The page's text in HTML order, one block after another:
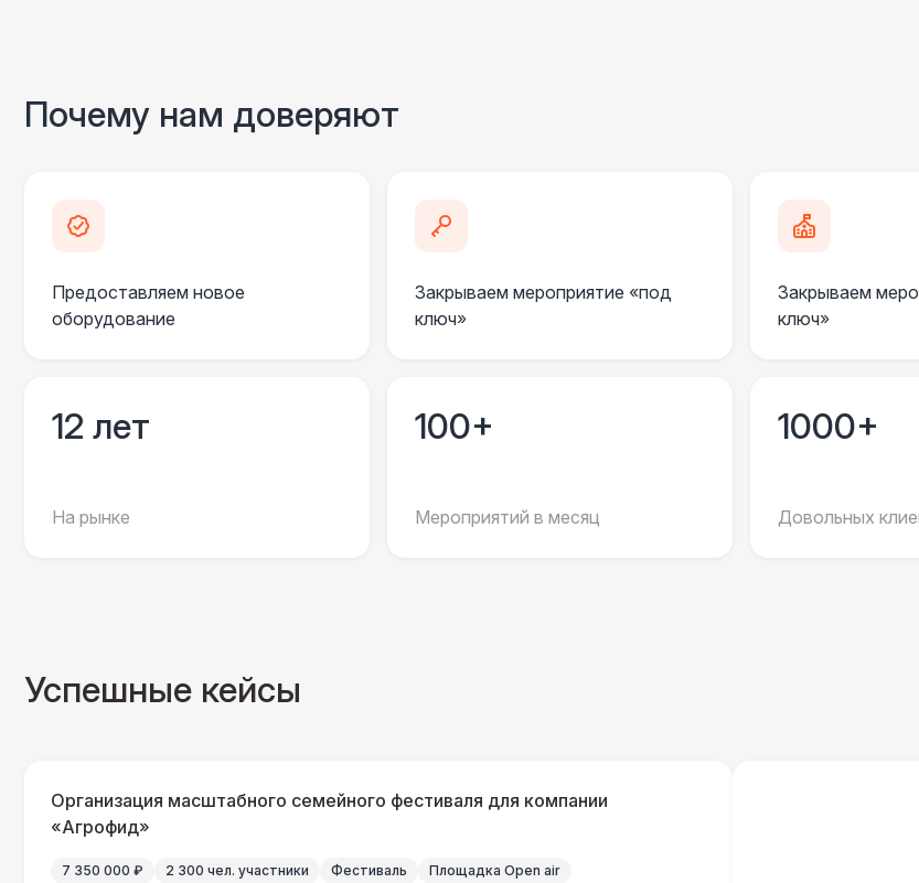
Столбики ограждения (1м)
Почему нам доверяют
Предоставляем новое
оборудование
Закрываем мероприятие «под
ключ»
Закрываем
ключ»
12 лет
На рынке
100+
Мероприятий в месяц
1000+
Довольных
Успешные кейсы
Организация масштабного семейного фестиваля для компании
«Агрофид»
7 350 000 ₽ 2 300 чел. участники Фестиваль Площадка Open air